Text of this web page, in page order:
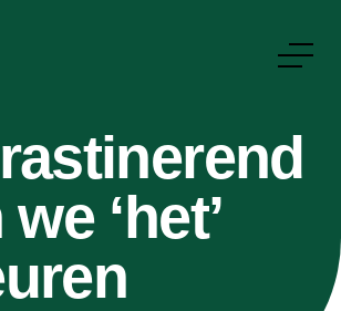
‘het’